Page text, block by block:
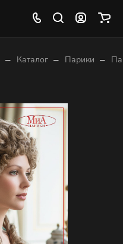
– Каталог – Парики –